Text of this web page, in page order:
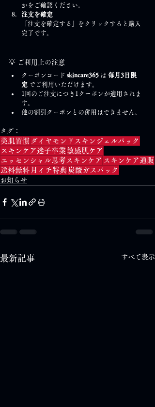
かをご確認ください。
注文を確定
「注文を確定する」をクリックすると購入
完了です。
💡 ご利用上の注意
クーポンコード skincare365 は 毎月3日限
定 でご利用いただけます。
1回のご注文につき1クーポンが適用されま
す。
他の割引クーポンとの併用はできません。
タグ：
美肌習慣 ダイヤモンドスキンジェルパック
スキンケア迷子卒業 敏感肌ケア
エッセンシャル思考スキンケア スキンケア通販
送料無料 月イチ特典 炭酸ガスパック
お知らせ
最新記事 すべて表示